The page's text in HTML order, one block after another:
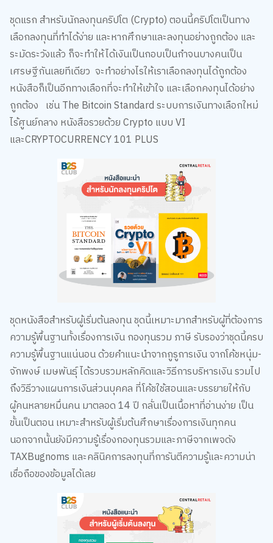
ชุดแรก สำหรับนักลงทุนคริปโต (Crypto) ตอนนี้คริปโตเป็นทาง
เลือกลงทุนที่ทำได้ง่าย และหากศึกษาและลงทุนอย่างถูกต้อง และ
ระมัดระวังแล้ว ก็จะทำให้ได้เงินเป็นกอบเป็นกำจนบางคนเป็น
เศรษฐีกันเลยทีเดียว จะทำอย่างไรให้เราเลือกลงทุนได้ถูกต้อง
หนังสือก็เป็นอีกทางเลือกที่จะทำให้เข้าใจ และเลือกคงทุนได้อย่าง
ถูกต้อง เช่น The Bitcoin Standard ระบบการเงินทางเลือกใหม่
ไร้ศูนย์กลาง หนังสือรวยด้วย Crypto แบบ VI
และCRYPTOCURRENCY 101 PLUS
ชุดหนังสือสำหรับผู้เริ่มต้นลงทุน ชุดนี้เหมาะมากสำหรับผู้ที่ต้องการ
ความรู้พื้นฐานทั้งเรื่องการเงิน กองทุนรวม ภาษี รับรองว่าชุดนี้ครบ
ความรู้พื้นฐานแน่นอน ด้วยคำแนะนำจากกูรูการเงิน จากโค้ชหนุ่ม-
จักพงษ์ เมษพันธุ์ ได้รวบรวมหลักคิดและวิธีการบริหารเงิน รวมไป
ถึงวิธีวางแผนการเงินส่วนบุคคล ที่โค้ชใช้สอนและบรรยายให้กับ
ผู้คนหลายหมื่นคน มาตลอด 14 ปี กลั่นเป็นเนื้อหาที่อ่านง่าย เป็น
ขั้นเป็นตอน เหมาะสำหรับผู้เริ่มต้นศึกษาเรื่องการเงินทุกคน
นอกจากนั้นยังมีความรู้เรื่องกองทุนรวมและภาษีจากเพจดัง
TAXBugnoms และคลินิคการลงทุนที่การันตีความรู้และความน่า
เชื่อถือของข้อมูลได้เลย